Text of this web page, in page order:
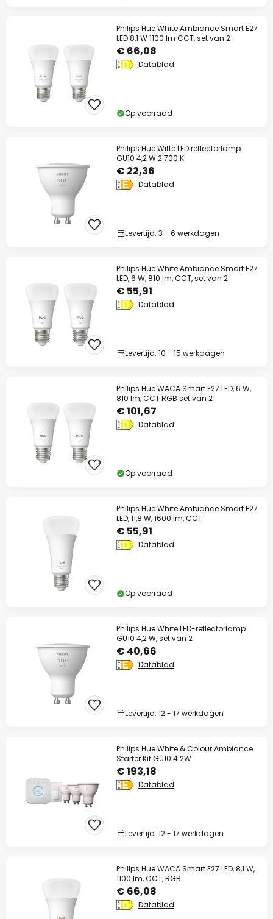
Philips Hue White Ambiance Smart E27
LED 8,1 W 1100 lm CCT, set van 2
€ 66,08
Datablad
Op voorraad
Philips Hue Witte LED reflectorlamp
GU10 4,2 W 2.700 K
€ 22,36
Datablad
Levertijd: 3 - 6 werkdagen
Philips Hue White Ambiance Smart E27
LED, 6 W, 810 lm, CCT, set van 2
€ 55,91
Datablad
Levertijd: 10 - 15 werkdagen
Philips Hue WACA Smart E27 LED, 6 W,
810 lm, CCT RGB set van 2
€ 101,67
Datablad
Op voorraad
Philips Hue White Ambiance Smart E27
LED, 11,8 W, 1600 lm, CCT
€ 55,91
Datablad
Op voorraad
Philips Hue White LED-reflectorlamp
GU10 4,2 W, set van 2
€ 40,66
Datablad
Levertijd: 12 - 17 werkdagen
Philips Hue White & Colour Ambiance
Starter Kit GU10 4.2W
€ 193,18
Datablad
Levertijd: 12 - 17 werkdagen
Philips Hue WACA Smart E27 LED, 8,1 W,
1100 lm, CCT, RGB
€ 66,08
Datablad